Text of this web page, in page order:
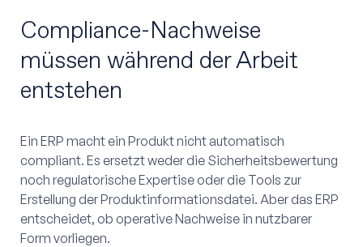
Compliance-Nachweise
müssen während der Arbeit
entstehen
Ein ERP macht ein Produkt nicht automatisch
compliant. Es ersetzt weder die Sicherheitsbewertung
noch regulatorische Expertise oder die Tools zur
Erstellung der Produktinformationsdatei. Aber das ERP
entscheidet, ob operative Nachweise in nutzbarer
Form vorliegen.